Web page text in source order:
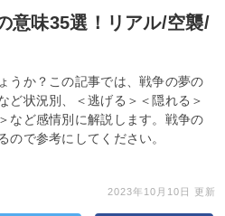
意味35選！リアル/空襲/
うか？この記事では、戦争の夢の
ど状況別、＜逃げる＞＜隠れる＞
など感情別に解説します。戦争の
ので参考にしてください。
2023年10月10日 更新